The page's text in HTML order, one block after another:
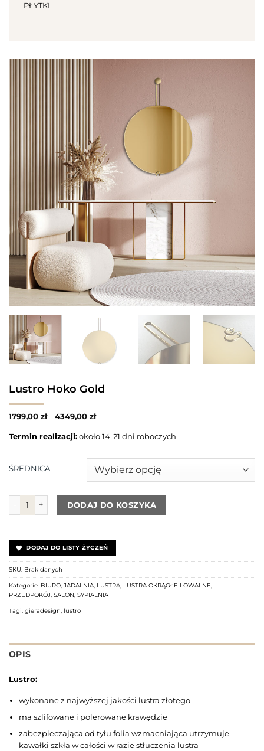
PŁYTKI
Lustro Hoko Gold
1799,00 zł–4349,00 zł
Termin realizacji:około 14-21 dni roboczych
ŚREDNICA
ilość Lustro Hoko GoldDODAJ DO KOSZYKA
DODAJ DO LISTY ŻYCZEŃ
SKU: Brak danych
Kategorie: BIURO, JADALNIA, LUSTRA, LUSTRA OKRĄGŁE I OWALNE,
PRZEDPOKÓJ, SALON, SYPIALNIA
Tagi: gieradesign, lustro
OPIS
Lustro:
wykonane z najwyższej jakości lustra złotego
ma szlifowane i polerowane krawędzie
zabezpieczająca od tyłu folia wzmacniająca utrzymuje
kawałki szkła w całości w razie stłuczenia lustra